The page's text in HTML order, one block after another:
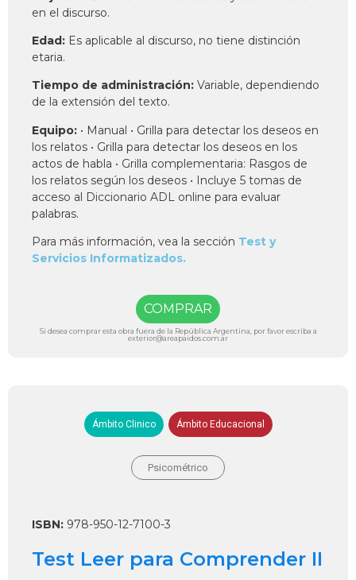
en el discurso.
Edad: Es aplicable al discurso, no tiene distinción
etaria.
Tiempo de administración: Variable, dependiendo
de la extensión del texto.
Equipo: • Manual • Grilla para detectar los deseos en
los relatos • Grilla para detectar los deseos en los
actos de habla • Grilla complementaria: Rasgos de
los relatos según los deseos • Incluye 5 tomas de
acceso al Diccionario ADL online para evaluar
palabras.
Para más información, vea la sección Test y
Servicios Informatizados.
COMPRAR
Si desea comprar esta obra fuera de la República Argentina, por favor escriba a
exterior@areapaidos.com.ar
Ámbito Clinico Ámbito Educacional
Psicométrico
ISBN: 978-950-12-7100-3
Test Leer para Comprender II